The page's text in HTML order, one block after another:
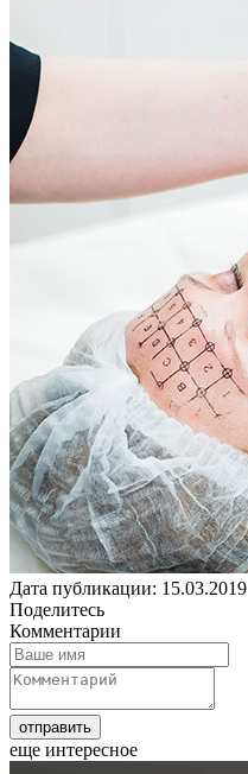
Дата публикации: 15.03.2019
Поделитесь
Комментарии
еще интересное